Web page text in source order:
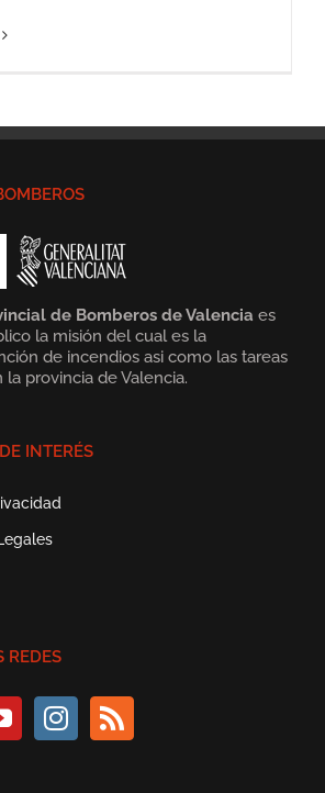
de Bomberos de Valencia es
la misión del cual es la
de incendios asi como las tareas
provincia de Valencia.
INTERÉS
REDES